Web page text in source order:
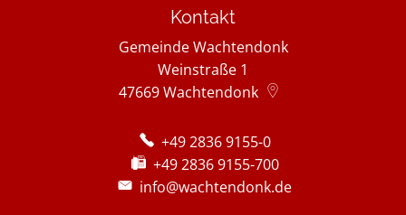
Kontakt
Gemeinde Wachtendonk
Weinstraße 1
47669Wachtendonk
+49 2836 9155-0
+49 2836 9155-700
info@wachtendonk.de